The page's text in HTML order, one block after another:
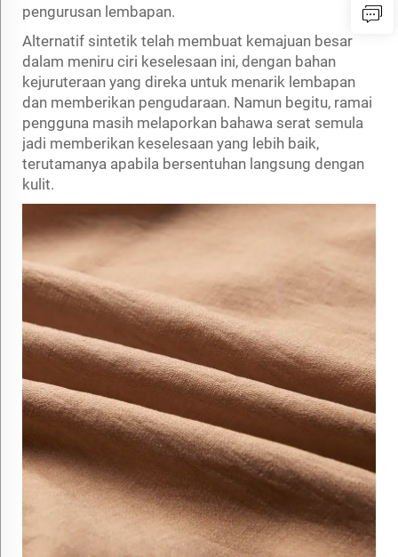
pengurusan lembapan.
Alternatif sintetik telah membuat kemajuan besar
dalam meniru ciri keselesaan ini, dengan bahan
kejuruteraan yang direka untuk menarik lembapan
dan memberikan pengudaraan. Namun begitu, ramai
pengguna masih melaporkan bahawa serat semula
jadi memberikan keselesaan yang lebih baik,
terutamanya apabila bersentuhan langsung dengan
kulit.